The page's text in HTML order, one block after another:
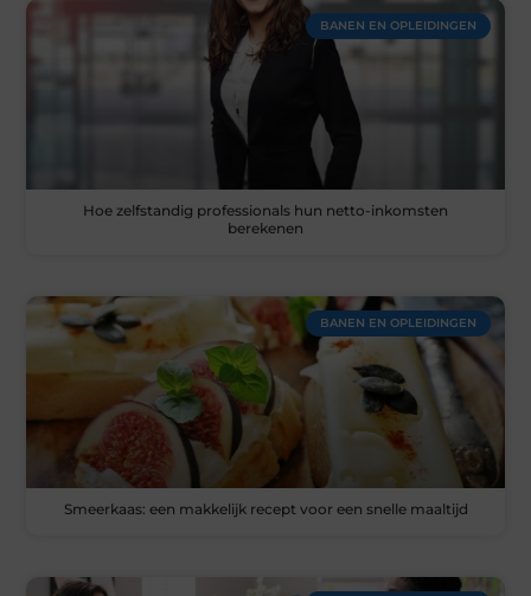
BANEN EN OPLEIDINGEN
Hoe zelfstandig professionals hun netto-inkomsten
berekenen
BANEN EN OPLEIDINGEN
Smeerkaas: een makkelijk recept voor een snelle maaltijd